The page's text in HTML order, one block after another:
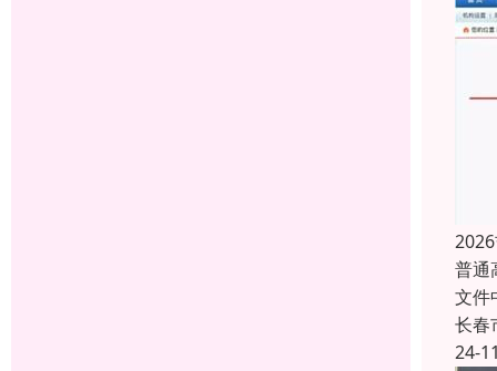
普通
文件
长春
24-